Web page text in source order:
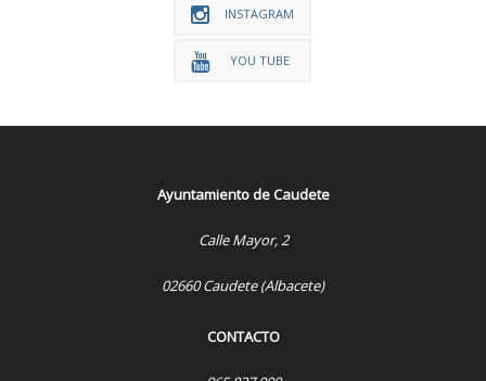
INSTAGRAM
YOU TUBE
Ayuntamiento de Caudete
Calle Mayor, 2
02660 Caudete (Albacete)
CONTACTO